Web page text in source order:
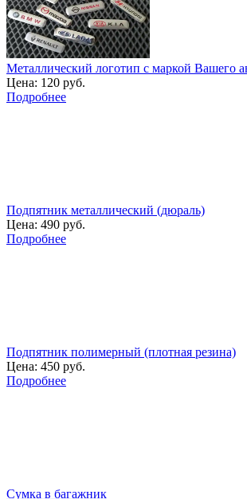
Металлический логотип с маркой Вашего
Цена: 120 руб.
Подробнее
Подпятник металлический (дюраль)
Цена: 490 руб.
Подробнее
Подпятник полимерный (плотная резина)
Цена: 450 руб.
Подробнее
Сумка в багажник